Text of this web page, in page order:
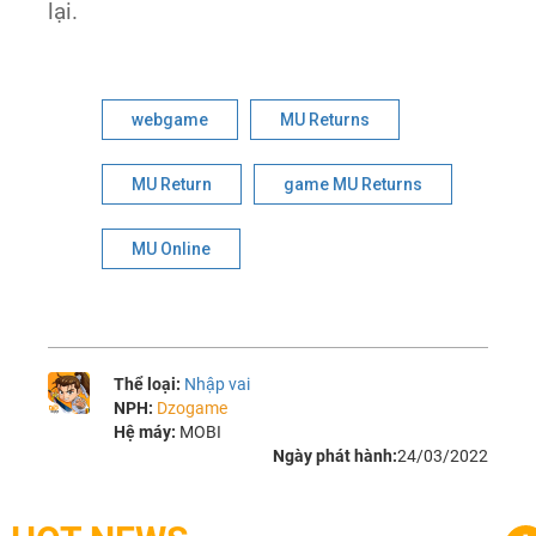
lại.
webgame MU Returns
MU Return game MU Returns
MU Online
Thể loại: Nhập vai
NPH: Dzogame
Hệ máy: MOBI
Ngày phát hành:24/03/2022